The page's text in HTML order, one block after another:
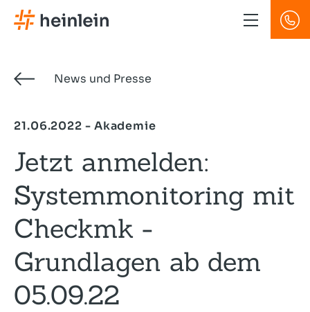
Direkt
zum
News und Presse
21.06.2022 - Akademie
Jetzt anmelden:
Systemmonitoring mit
Checkmk -
Grundlagen ab dem
05.09.22